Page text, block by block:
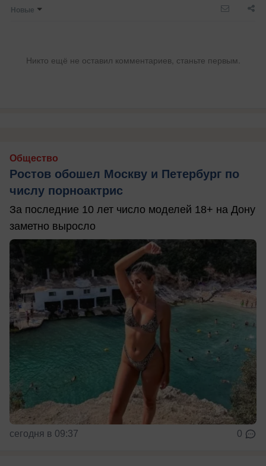
Новые
Никто ещё не оставил комментариев, станьте первым.
Общество
Ростов обошел Москву и Петербург по
числу порноактрис
За последние 10 лет число моделей 18+ на Дону
заметно выросло
сегодня в 09:37 0